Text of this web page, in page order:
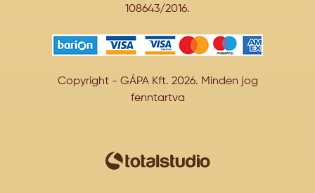
108643/2016.
Copyright - GÁPA Kft. 2026. Minden jog
fenntartva